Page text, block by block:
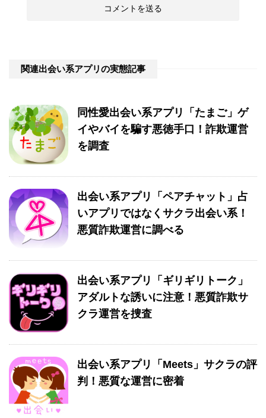
関連出会い系アプリの実態記事
同性愛出会い系アプリ「たまご」ゲ
イやバイを騙す悪徳手口！詐欺運営
を調査
出会い系アプリ「ペアチャット」占
いアプリではなくサクラ出会い系！
悪質詐欺運営に調べる
出会い系アプリ「ギリギリトーク」
アダルトな誘いに注意！悪質詐欺サ
クラ運営を捜査
出会い系アプリ「Meets」サクラの評
判！悪質な運営に密着